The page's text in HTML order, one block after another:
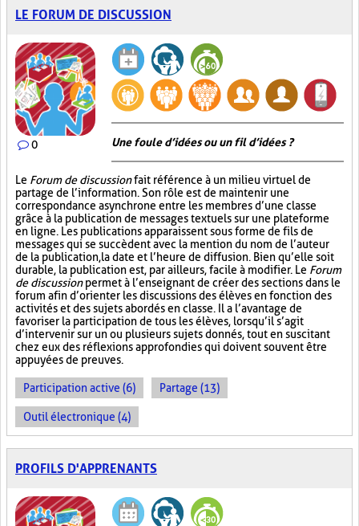
LE FORUM DE DISCUSSION
0 Une foule d’idées ou un fil d’idées ?
Le Forum de discussionfait référence à un milieu virtuel de
partage de l’information. Son rôle est de maintenir une
correspondance asynchrone entre les membres d’une classe
grâce à la publication de messages textuels sur une plateforme
en ligne. Les publications apparaissent sous forme de fils de
messages qui se succèdent avec la mention du nom de l’auteur
de la publication, la date et l’heure de diffusion. Bien qu’elle soit
durable, la publication est, par ailleurs, facile à modifier. Le Forum
de discussionpermet à l’enseignant de créer des sections dans le
forum afin d’orienter les discussions des élèves en fonction des
activités et des sujets abordés en classe. Il a l’avantage de
favoriser la participation de tous les élèves, lorsqu’il s’agit
d’intervenir sur un ou plusieurs sujets donnés, tout en suscitant
chez eux des réflexions approfondies qui doivent souvent être
appuyées de preuves.
Participation active (6) Partage (13)
Outil électronique (4)
PROFILS D'APPRENANTS